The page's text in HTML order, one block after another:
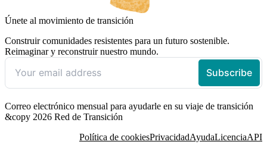
Únete al movimiento de transición
Construir comunidades resistentes para un futuro sostenible.
Reimaginar y reconstruir nuestro mundo.
Correo electrónico mensual para ayudarle en su viaje de transición
&copy 2026 Red de Transición
Política de cookiesPrivacidadAyudaLicenciaAPI